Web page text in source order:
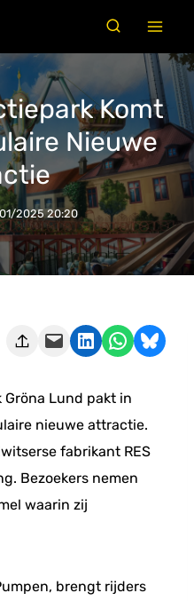
Komt
Nieuwe
2025 20:20
Deze pagina e-mailen Delen op LinkedIn Delen via WhatsApp Share on Bluesky
Lund pakt in
nieuwe attractie.
fabrikant RES
Bezoekers nemen
waarin zij
brengt rijders